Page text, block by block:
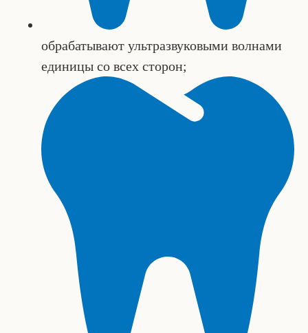
обрабатывают ультразвуковыми волнами
единицы со всех сторон;